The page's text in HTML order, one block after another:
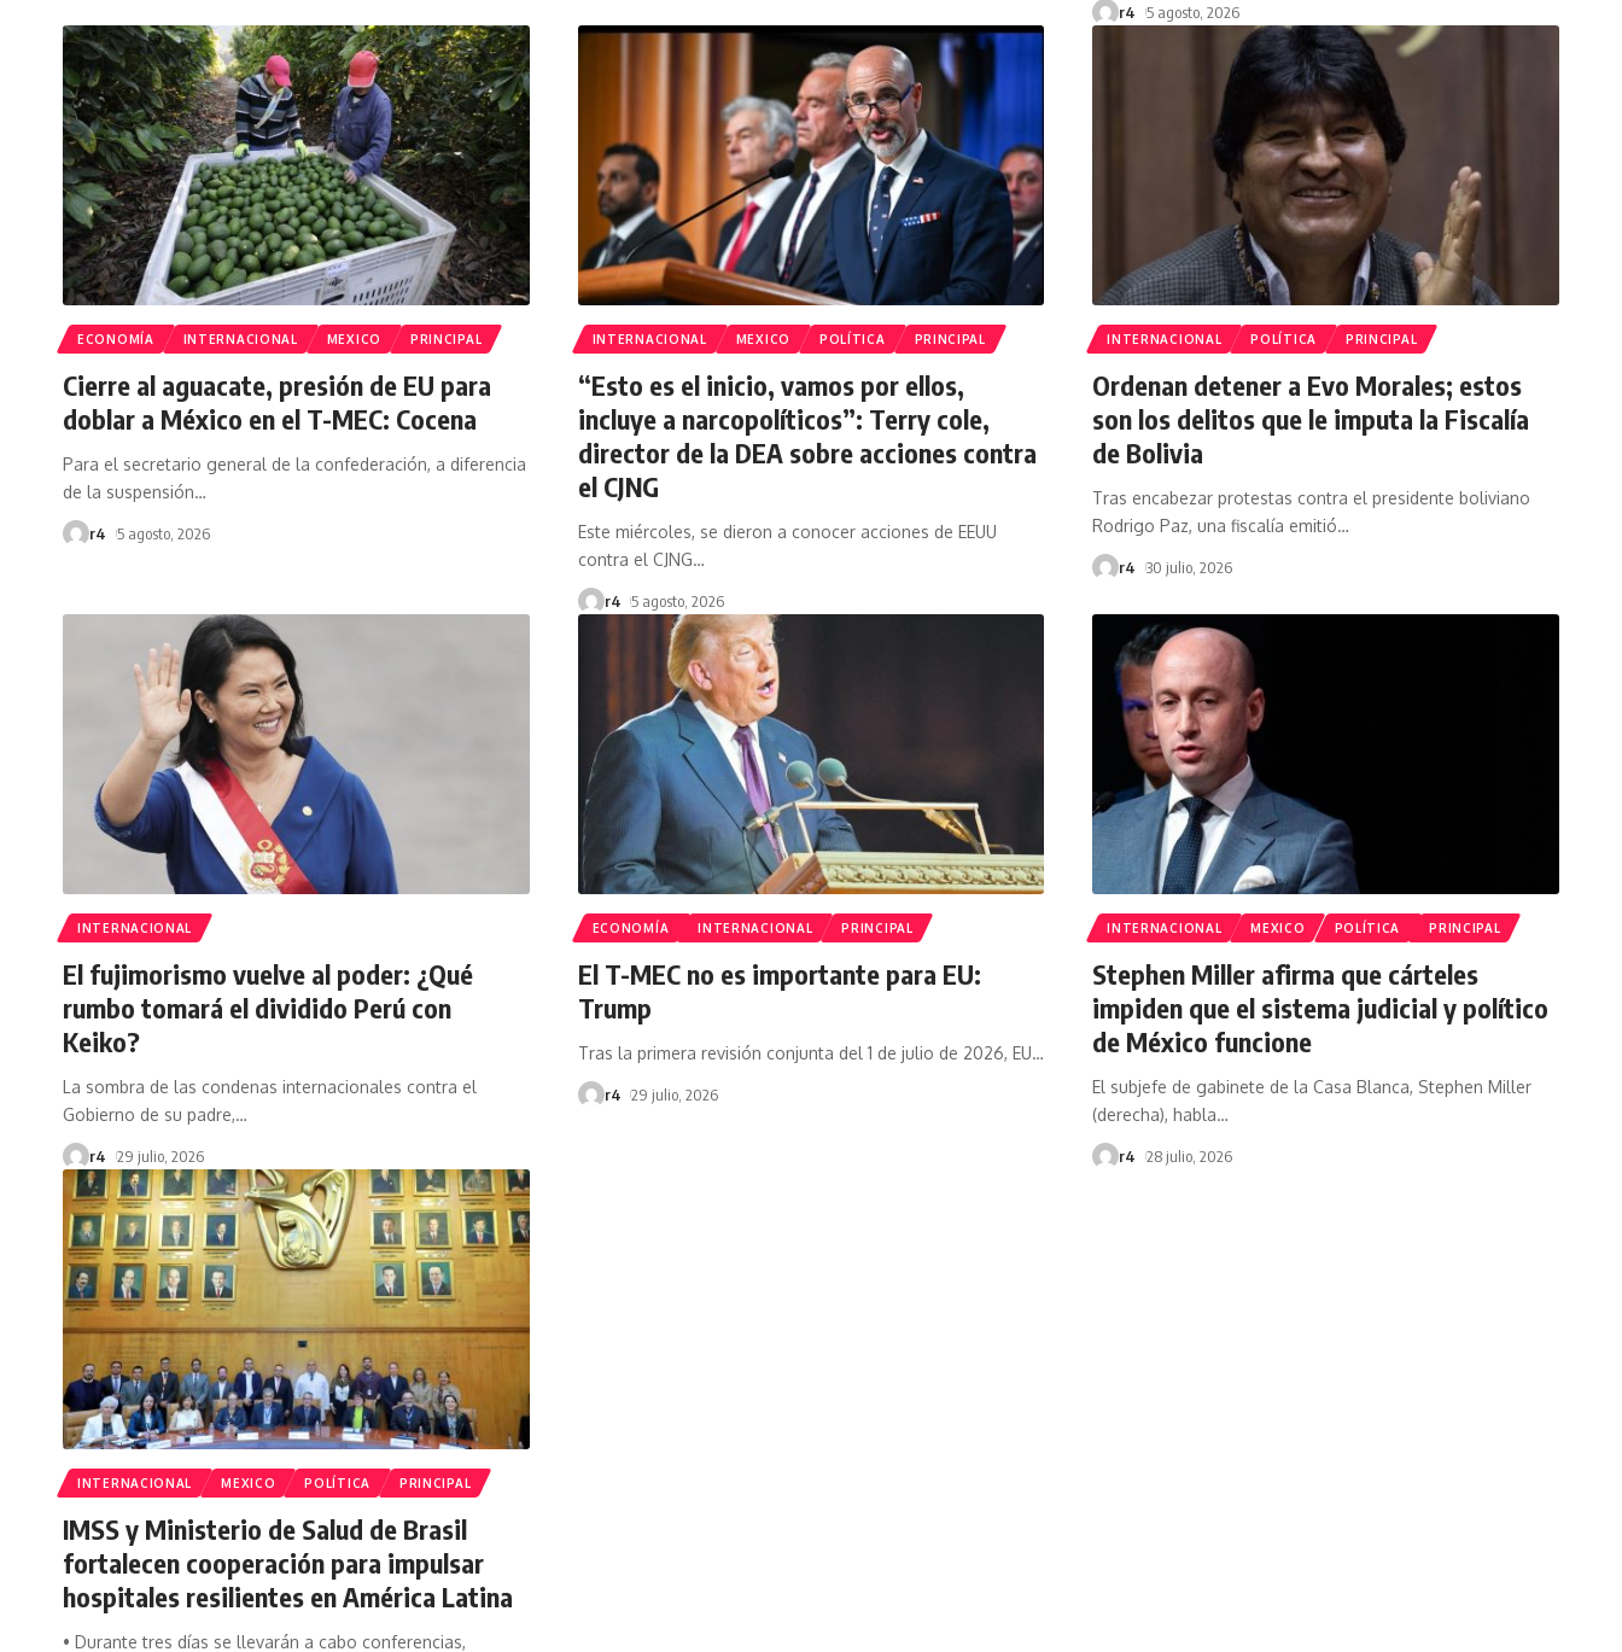
r4 5 agosto, 2026
ECONOMÍA INTERNACIONAL MEXICO PRINCIPAL
Cierre al aguacate, presión de EU para
doblar a México en el T-MEC: Cocena
Para el secretario general de la confederación, a diferencia
de la suspensión…
r4 5 agosto, 2026
INTERNACIONAL MEXICO POLÍTICA PRINCIPAL
“Esto es el inicio, vamos por ellos,
incluye a narcopolíticos”: Terry cole,
director de la DEA sobre acciones contra
el CJNG
Este miércoles, se dieron a conocer acciones de EEUU
contra el CJNG…
r4 5 agosto, 2026
INTERNACIONAL POLÍTICA PRINCIPAL
Ordenan detener a Evo Morales; estos
son los delitos que le imputa la Fiscalía
de Bolivia
Tras encabezar protestas contra el presidente boliviano
Rodrigo Paz, una fiscalía emitió…
r4 30 julio, 2026
INTERNACIONAL
El fujimorismo vuelve al poder: ¿Qué
rumbo tomará el dividido Perú con
Keiko?
La sombra de las condenas internacionales contra el
Gobierno de su padre,…
r4 29 julio, 2026
ECONOMÍA INTERNACIONAL PRINCIPAL
El T-MEC no es importante para EU:
Trump
Tras la primera revisión conjunta del 1 de julio de 2026, EU…
r4 29 julio, 2026
INTERNACIONAL MEXICO POLÍTICA PRINCIPAL
Stephen Miller afirma que cárteles
impiden que el sistema judicial y político
de México funcione
El subjefe de gabinete de la Casa Blanca, Stephen Miller
(derecha), habla…
r4 28 julio, 2026
INTERNACIONAL MEXICO POLÍTICA PRINCIPAL
IMSS y Ministerio de Salud de Brasil
fortalecen cooperación para impulsar
hospitales resilientes en América Latina
• Durante tres días se llevarán a cabo conferencias,